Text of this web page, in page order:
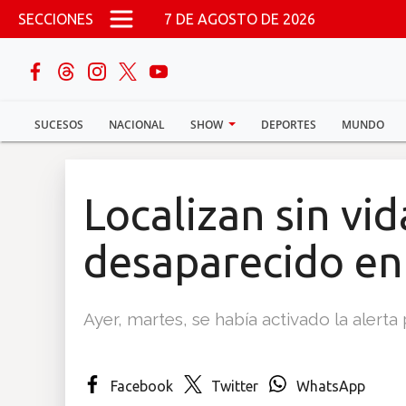
Pasar al contenido principal
SECCIONES 7 DE AGOSTO DE 2026
SUCESOS NACIONAL SHOW DEPORTES MUNDO
buscar
Sucesos
Localizan sin
desaparecido
Ayer, martes, se había activado la
Facebook Twitter WhatsApp